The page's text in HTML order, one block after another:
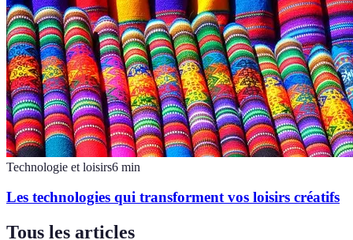
Technologie et loisirs6 min
Les technologies qui transforment vos loisirs créatifs
Tous les articles